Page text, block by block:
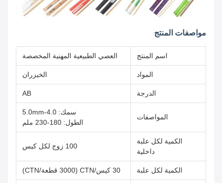
مواصفات المنتج
اسم المنتج العصي الطبيعية المهنية المخصصة
الخيزران
الدرجة
المواصفات
سمك: 4.0-5.0mm
الطول: 180-230 ملم
الكمية لكل علبة
داخلية
الكمية لكل علبة